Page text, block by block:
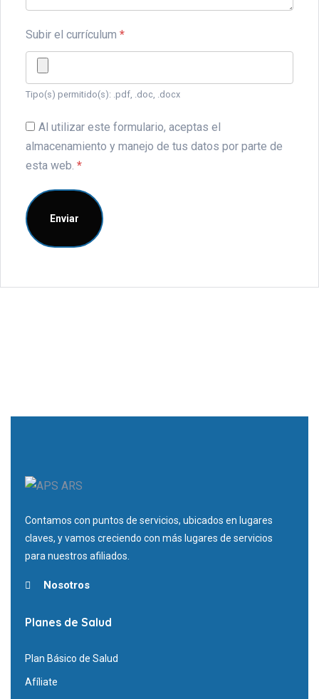
Subir el currículum *
Tipo(s) permitido(s): .pdf, .doc, .docx
Al utilizar este formulario, aceptas el
almacenamiento y manejo de tus datos por parte de
esta web. *
Contamos con puntos de servicios, ubicados en lugares
claves, y vamos creciendo con más lugares de servicios
para nuestros afiliados.
Nosotros
Planes de Salud
Plan Básico de Salud
Afíliate